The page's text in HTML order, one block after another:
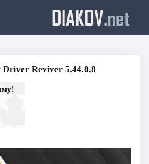
DIAKOV.net
Driver Reviver 5.44.0.8